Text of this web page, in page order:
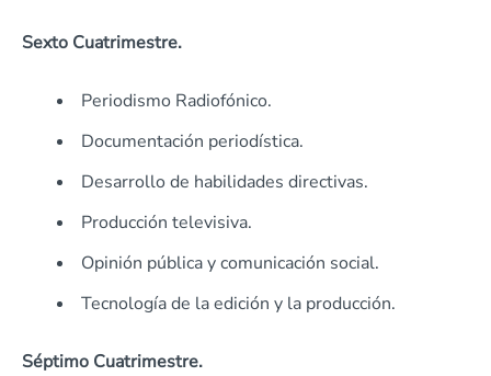
Sexto Cuatrimestre.
Periodismo Radiofónico.
Documentación periodística.
Desarrollo de habilidades directivas.
Producción televisiva.
Opinión pública y comunicación social.
Tecnología de la edición y la producción.
Séptimo Cuatrimestre.